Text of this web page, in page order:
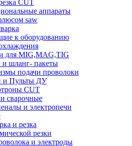
CUT
аппараты
saw
к оборудованию
для MIG,MAG,TIG
и шланг- пакеты
подачи проволоки
и Пульты ДУ
CUT
сварочные
и электропечи
и резка
резки
и электроды